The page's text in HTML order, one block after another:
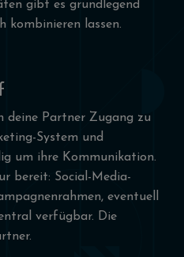
gibt es grundlegend
kombinieren lassen.
deine Partner Zugang zu
System und
um ihre Kommunikation.
bereit: Social-Media-
eventuell
verfügbar. Die